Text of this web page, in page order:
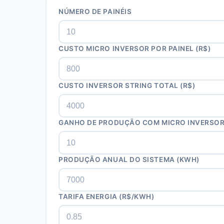
NÚMERO DE PAINÉIS
CUSTO MICRO INVERSOR POR PAINEL (R$)
CUSTO INVERSOR STRING TOTAL (R$)
GANHO DE PRODUÇÃO COM MICRO
PRODUÇÃO ANUAL DO SISTEMA (KWH)
TARIFA ENERGIA (R$/KWH)